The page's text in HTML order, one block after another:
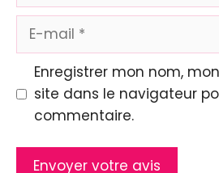
Enregistrer mon nom,
site dans le navigateur
commentaire.